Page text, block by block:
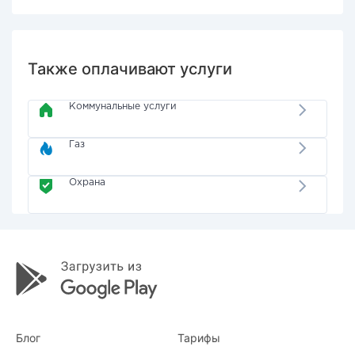
Также оплачивают услуги
Коммунальные услуги
Газ
Охрана
Блог Тарифы